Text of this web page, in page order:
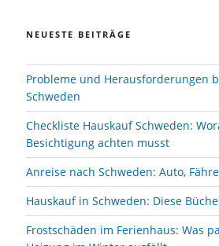
NEUESTE BEITRÄGE
Probleme und Herausforderungen
Schweden
Checkliste Hauskauf Schweden:
Besichtigung achten musst
Anreise nach Schweden: Auto,
Hauskauf in Schweden: Diese
Frostschäden im Ferienhaus: Was